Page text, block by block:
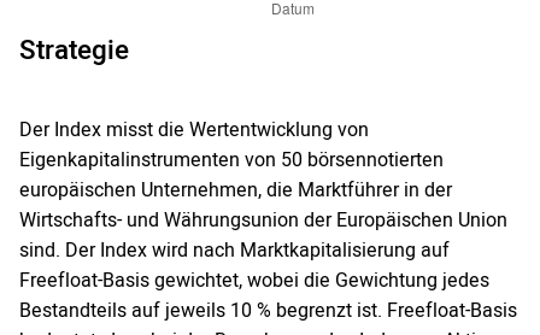
Strategie
Der Index misst die Wertentwicklung von
Eigenkapitalinstrumenten von 50 börsennotierten
europäischen Unternehmen, die Marktführer in der
Wirtschafts- und Währungsunion der Europäischen Union
sind. Der Index wird nach Marktkapitalisierung auf
Freefloat-Basis gewichtet, wobei die Gewichtung jedes
Bestandteils auf jeweils 10 % begrenzt ist. Freefloat-Basis